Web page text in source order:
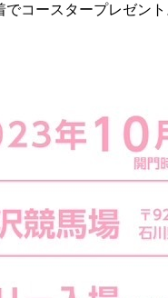
コースタープレゼン